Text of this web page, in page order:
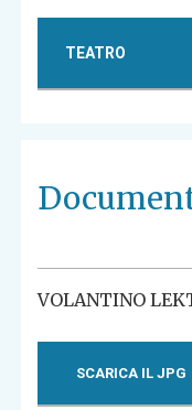
TEATRO
VOLANTINO
SCARICA IL JPG